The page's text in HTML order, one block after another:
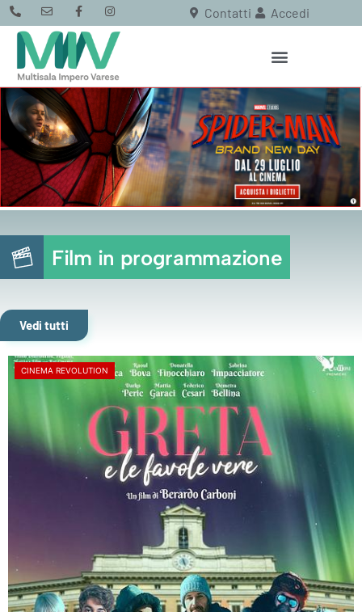
Contatti Accedi
Film in programmazione
Vedi tutti
CINEMA REVOLUTION